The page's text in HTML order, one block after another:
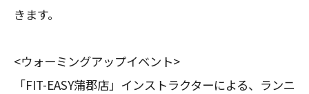
きます。
<ウォーミングアップイベント>
「FIT-EASY蒲郡店」インストラクターによる、ランニ